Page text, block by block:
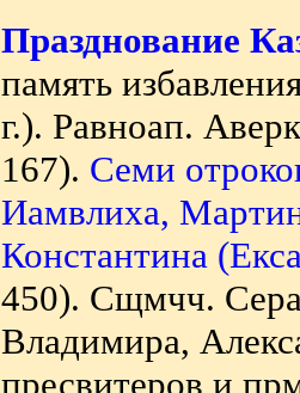
Празднование
память
г.). Равноап.
167). Семи
Иамвлиха,
Константина
450). Сщмчч.
Владимира,
пресвитеров и